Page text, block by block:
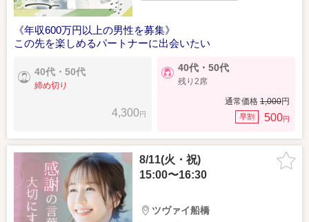
《年収600万円以上の男性を募集》
この先を楽しめるパートナーに出会いたい
40代・50代
締め切り
4,300円
40代・50代
残り2席
通常価格 1,000円
早割 500円
8/11(火・祝)
15:00〜16:30
ツヴァイ船橋